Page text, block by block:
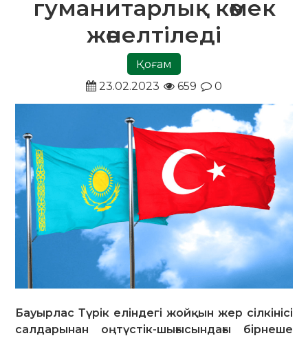
гуманитарлық көмек
жөнелтіледі
Қоғам
23.02.2023
659 0
Бауырлас Түрік еліндегі жойқын жер сілкінісі
салдарынан оңтүстік-шығысындағы бірнеше